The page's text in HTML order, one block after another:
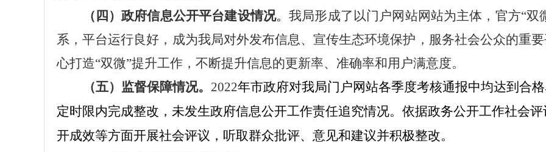
（四）政府信息公开平台建设情况。我局形成了以门户网站网站为主体，官方“双
系，平台运行良好，成为我局对外发布信息、宣传生态环境保护，服务社会公众的重
心打造“双微”提升工作，不断提升信息的更新率、准确率和用户满意度。
（五）监督保障情况。 2022年市政府对我局门户网站各季度考核通报中均达到合
定时限内完成整改，未发生政府信息公开工作责任追究情况。依据政务公开工作社会
开成效等方面开展社会评议，听取群众批评、意见和建议并积极整改。